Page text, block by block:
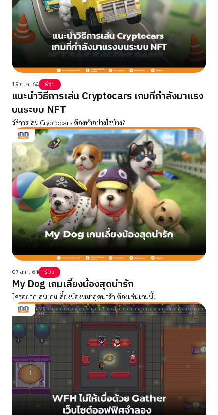
19 ต.ค. 64 รีวิว
แนะนำวิธีการเล่น Cryptocars เกมที่กำลังมาแรง
บนระบบ NFT
วิธีการเล่น Cryptocars ต้องทำอย่างไรบ้าง?
07 ส.ค. 64 รีวิว
My Dog เกมเลี้ยงน้องสุดน่ารัก
ใครอยากเล่นเกมเลี้ยงน้องหมาสุดน่ารัก ต้องเล่นเกมนี้!